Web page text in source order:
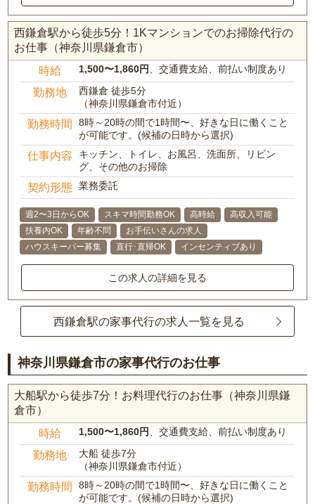
西鎌倉駅から徒歩5分！1Kマンションでのお掃除代行の
お仕事（神奈川県鎌倉市）
時給 1,500〜1,860円、交通費支給、前払い制度あり
勤務地
西鎌倉 徒歩5分
（神奈川県鎌倉市付近）
勤務時間
8時～20時の間で1時間〜、好きな日に働くこと
が可能です。(候補の日時から選択)
仕事内容
キッチン、トイレ、お風呂、洗面所、リビン
グ、その他のお掃除
契約形態 業務委託
週2〜3日からOK スキマ時間勤務OK 高時給
高収入可能
扶養内OK
年齢不問
お手伝いさんの求人
ハウスキーパー募集
直行･直帰OK インセンティブあり
この求人の詳細を見る
西鎌倉駅の家事代行の求人一覧を見る
神奈川県鎌倉市の家事代行のお仕事
大船駅から徒歩7分！お料理代行のお仕事（神奈川県鎌
倉市）
時給 1,500〜1,860円 、交通費支給、前払い制度あり
勤務地
大船 徒歩7分
（神奈川県鎌倉市付近）
勤務時間
8時～20時の間で1時間〜、好きな日に働くこと
が可能です。(候補の日時から選択)